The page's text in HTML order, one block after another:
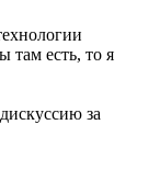
там есть, то я
за